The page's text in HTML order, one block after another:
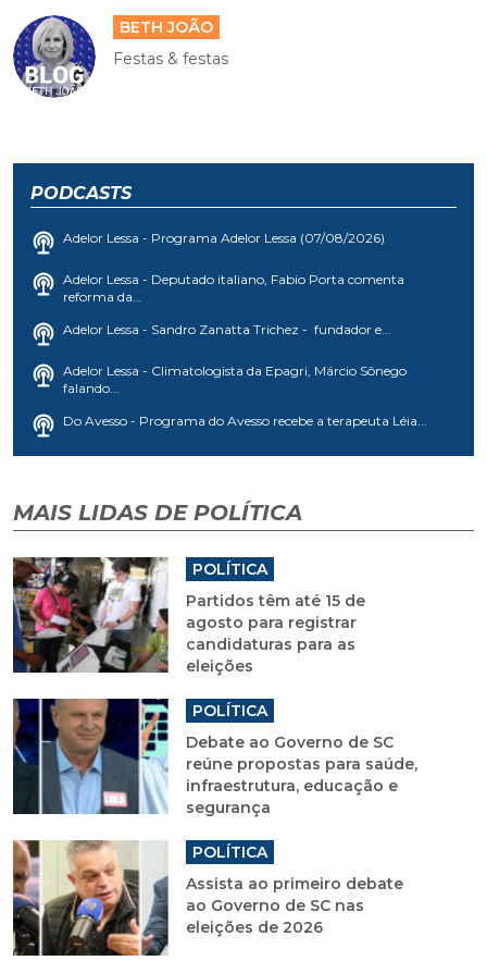
BETH JOÃO
Festas & festas
PODCASTS
Adelor Lessa - Programa Adelor Lessa (07/08/2026)
Adelor Lessa - Deputado italiano, Fabio Porta comenta
reforma da...
Adelor Lessa - Sandro Zanatta Trichez - fundador e...
Adelor Lessa - Climatologista da Epagri, Márcio Sônego
falando...
Do Avesso - Programa do Avesso recebe a terapeuta Léia...
MAIS LIDAS DE POLÍTICA
POLÍTICA
Partidos têm até 15 de
agosto para registrar
candidaturas para as
eleições
POLÍTICA
Debate ao Governo de SC
reúne propostas para saúde,
infraestrutura, educação e
segurança
POLÍTICA
Assista ao primeiro debate
ao Governo de SC nas
eleições de 2026